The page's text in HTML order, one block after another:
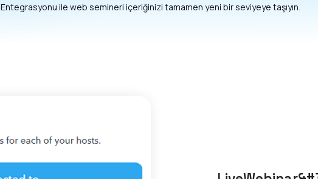
Entegrasyonu ile web semineri içeriğinizi tamamen yeni bir seviyeye taşıyın.